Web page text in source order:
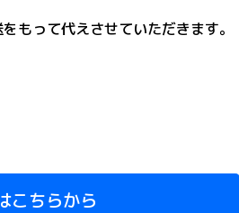
もって代えさせていただきます。
こちらから